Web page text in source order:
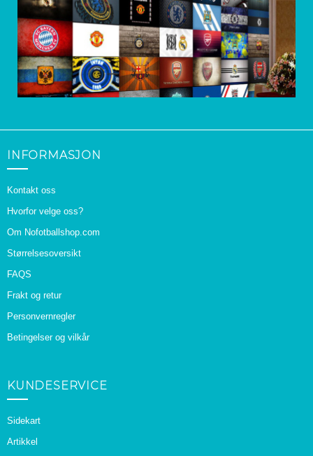
INFORMASJON
Kontakt oss
Hvorfor velge oss?
Om Nofotballshop.com
Størrelsesoversikt
FAQS
Frakt og retur
Personvernregler
Betingelser og vilkår
KUNDESERVICE
Sidekart
Artikkel